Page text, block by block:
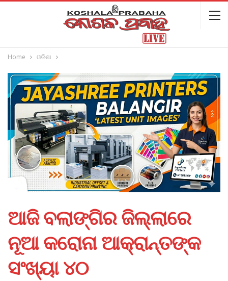
Home ଓଡିଶା
ଆଜି ବଲାଙ୍ଗିର ଜିଲ୍ଲାରେ
ନୂଆ କରୋନା ଆକ୍ରାନ୍ତଙ୍କ
ସଂଖ୍ୟା ୪୦